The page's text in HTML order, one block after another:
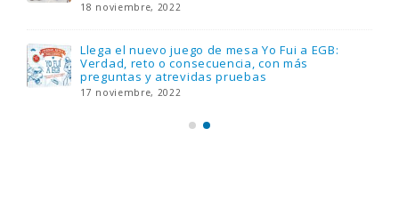
18 noviembre, 2022
Llega el nuevo juego de mesa Yo Fui a EGB:
Verdad, reto o consecuencia, con más
preguntas y atrevidas pruebas
17 noviembre, 2022